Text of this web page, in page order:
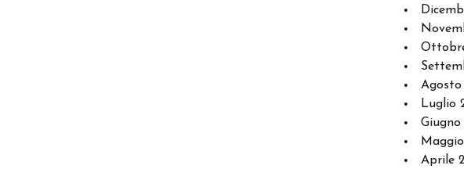
Agosto
Luglio
Giugno
Aprile